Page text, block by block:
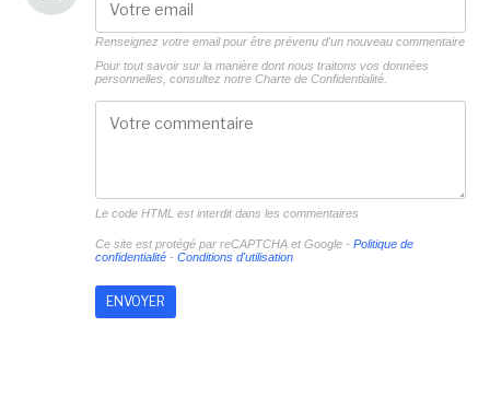
Renseignez votre email pour être prévenu d'un nouveau commentaire
Pour tout savoir sur la manière dont nous traitons vos données
personnelles, consultez notre Charte de Confidentialité.
Le code HTML est interdit dans les commentaires
Ce site est protégé par reCAPTCHA et Google - Politique de
confidentialité- Conditions d'utilisation